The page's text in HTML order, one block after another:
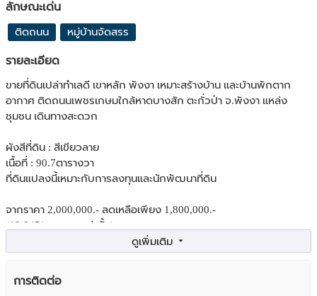
ลักษณะเด่น
ติดถนน หมู่บ้านจัดสรร
รายละเอียด
ขายที่ดินเปล่าทำเลดี เขาหลัก พังงา เหมาะสร้างบ้าน และบ้านพักตาก
อากาศ ติดถนนเพชรเกษมใกล้หาดบางสัก ตะกั่วป่า จ.พังงา แหล่ง
ชุมชน เดินทางสะดวก
ผังสีที่ดิน : สีเขียวลาย
เนื้อที่ : 90.7ตารางวา
ที่ดินแปลงนี้เหมาะกับการลงทุนและนักพัฒนาที่ดิน
จากราคา 2,000,000.- ลดเหลือเพียง 1,800,000.-
(19,845/ตารางวา เท่านั้น)
สถานที่ใกล้เคียง :
- เขาหลักฟอเรสรีรอส์ท 100เมตร
การติดต่อ